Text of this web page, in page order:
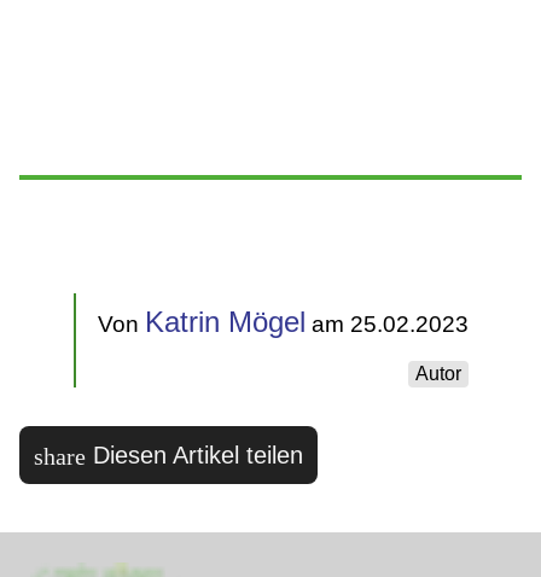
Von Katrin Mögel am 25.02.2023
Autor
share Diesen Artikel teilen